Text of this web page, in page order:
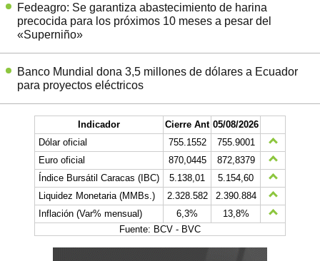
Fedeagro: Se garantiza abastecimiento de harina
precocida para los próximos 10 meses a pesar del
«Superniño»
Banco Mundial dona 3,5 millones de dólares a Ecuador
para proyectos eléctricos
Indicador Cierre Ant 05/08/2026
Dólar oficial
755.1552
755.9001
Euro oficial
870,0445
872,8379
Índice Bursátil Caracas (IBC)
5.138,01
5.154,60
Liquidez Monetaria (MMBs.)
2.328.582
2.390.884
Inflación (Var% mensual)
6,3%
13,8%
Fuente: BCV - BVC